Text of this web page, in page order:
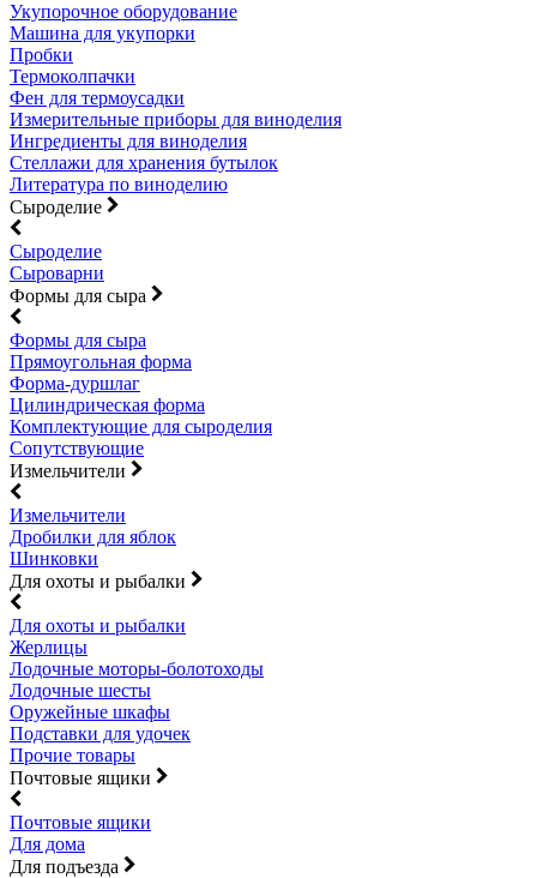
Укупорочное оборудование
Машина для укупорки
Пробки
Термоколпачки
Фен для термоусадки
Измерительные приборы для виноделия
Ингредиенты для виноделия
Стеллажи для хранения бутылок
Литература по виноделию
Сыроделие
Сыроделие
Сыроварни
Формы для сыра
Формы для сыра
Прямоугольная форма
Форма-дуршлаг
Цилиндрическая форма
Комплектующие для сыроделия
Сопутствующие
Измельчители
Измельчители
Дробилки для яблок
Шинковки
Для охоты и рыбалки
Для охоты и рыбалки
Жерлицы
Лодочные моторы-болотоходы
Лодочные шесты
Оружейные шкафы
Подставки для удочек
Прочие товары
Почтовые ящики
Почтовые ящики
Для дома
Для подъезда